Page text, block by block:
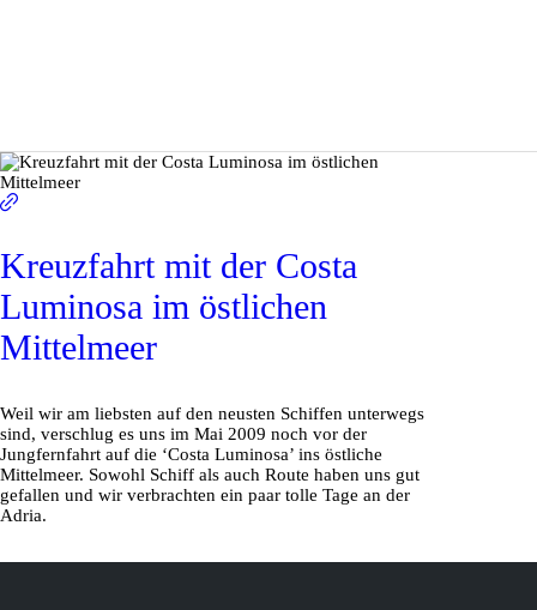
Kreuzfahrt mit der Costa
Luminosa im östlichen
Mittelmeer
Weil wir am liebsten auf den neusten Schiffen unterwegs
sind, verschlug es uns im Mai 2009 noch vor der
Jungfernfahrt auf die ‘Costa Luminosa’ ins östliche
Mittelmeer. Sowohl Schiff als auch Route haben uns gut
gefallen und wir verbrachten ein paar tolle Tage an der
Adria.